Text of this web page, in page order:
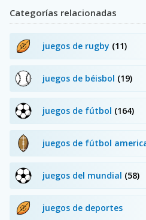
Categorías relacionadas
juegos de rugby (11)
juegos de béisbol (19)
juegos de fútbol (164)
juegos de fútbol
juegos del mundial (58)
juegos de deportes